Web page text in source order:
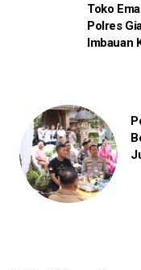
Toko
Polres
Imbauan